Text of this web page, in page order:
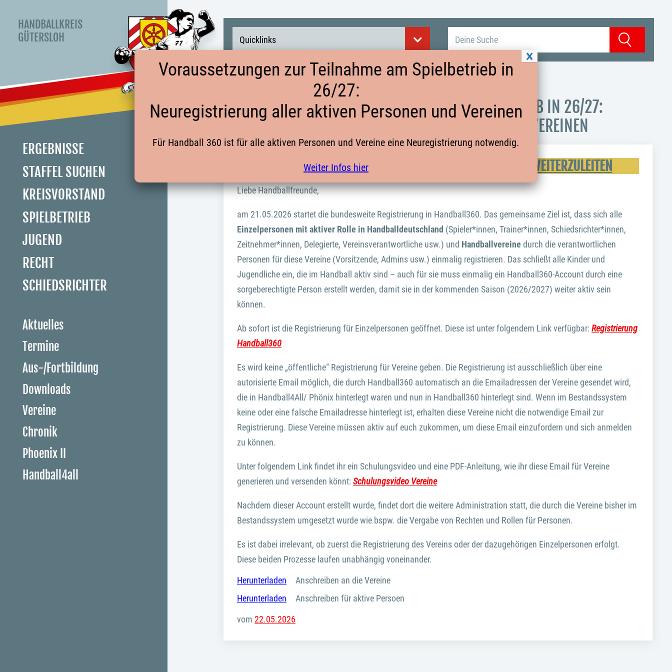
HANDBALLKREIS
GÜTERSLOH
ERGEBNISSE
STAFFEL SUCHEN
KREISVORSTAND
SPIELBETRIEB
JUGEND
RECHT
SCHIEDSRICHTER
Aktuelles
Termine
Aus-/Fortbildung
Downloads
Vereine
Chronik
Phoenix II
Handball4all
Quicklinks Suchen
VORAUSSETZUNGEN ZUR TEILNAHME AM SPIELBETRIEB IN 26/27:
NEUREGISTRIERUNG ALLER AKTIVEN PERSONEN UND VEREINEN
DER DHB HAT UNS GEBETEN DIE MAIL AN DIE VEREINE WEITERZULEITEN
Liebe Handballfreunde,
am 21.05.2026 startet die bundesweite Registrierung in Handball360. Das gemeinsame Ziel ist, dass sich alle
Einzelpersonen mit aktiver Rolle in Handballdeutschland (Spieler*innen, Trainer*innen, Schiedsrichter*innen,
Zeitnehmer*innen, Delegierte, Vereinsverantwortliche usw.) und Handballvereine durch die verantwortlichen
Personen für diese Vereine (Vorsitzende, Admins usw.) einmalig registrieren. Das schließt alle Kinder und
Jugendliche ein, die im Handball aktiv sind – auch für sie muss einmalig ein Handball360-Account durch eine
sorgeberechtigte Person erstellt werden, damit sie in der kommenden Saison (2026/2027) weiter aktiv sein
können.
Ab sofort ist die Registrierung für Einzelpersonen geöffnet. Diese ist unter folgendem Link verfügbar: Registrierung
Handball360
Es wird keine „öffentliche“ Registrierung für Vereine geben. Die Registrierung ist ausschließlich über eine
autorisierte Email möglich, die durch Handball360 automatisch an die Emailadressen der Vereine gesendet wird,
die in Handball4All/ Phönix hinterlegt waren und nun in Handball360 hinterlegt sind. Wenn im Bestandssystem
keine oder eine falsche Emailadresse hinterlegt ist, erhalten diese Vereine nicht die notwendige Email zur
Registrierung. Diese Vereine müssen aktiv auf euch zukommen, um diese Email einzufordern und sich anmelden
zu können.
Unter folgendem Link findet ihr ein Schulungsvideo und eine PDF-Anleitung, wie ihr diese Email für Vereine
generieren und versenden könnt: Schulungsvideo Vereine
Nachdem dieser Account erstellt wurde, findet dort die weitere Administration statt, die durch die Vereine bisher im
Bestandssystem umgesetzt wurde wie bspw. die Vergabe von Rechten und Rollen für Personen.
Es ist dabei irrelevant, ob zuerst die Registrierung des Vereins oder der dazugehörigen Einzelpersonen erfolgt.
Diese beiden Prozesse laufen unabhängig voneinander.
Anschreiben an die Vereine
Herunterladen
Anschreiben für aktive Persoen
Herunterladen
vom 22.05.2026
Voraussetzungen zur Teilnahme am Spielbetrieb in
26/27:
Neuregistrierung aller aktiven Personen und Vereinen
Für Handball 360 ist für alle aktiven Personen und Vereine eine Neuregistrierung notwendig.
Weiter Infos hier